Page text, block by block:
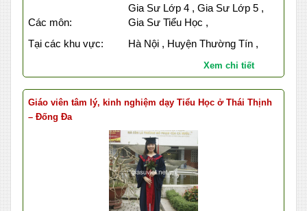
Gia Sư Lớp 4 , Gia Sư Lớp 5 ,
Các môn:
Gia Sư Tiểu Học ,
Tại các khu vực:
Hà Nội , Huyện Thường Tín ,
Xem chi tiết
Giáo viên tâm lý, kinh nghiệm dạy Tiểu Học ở Thái Thịnh
– Đống Đa